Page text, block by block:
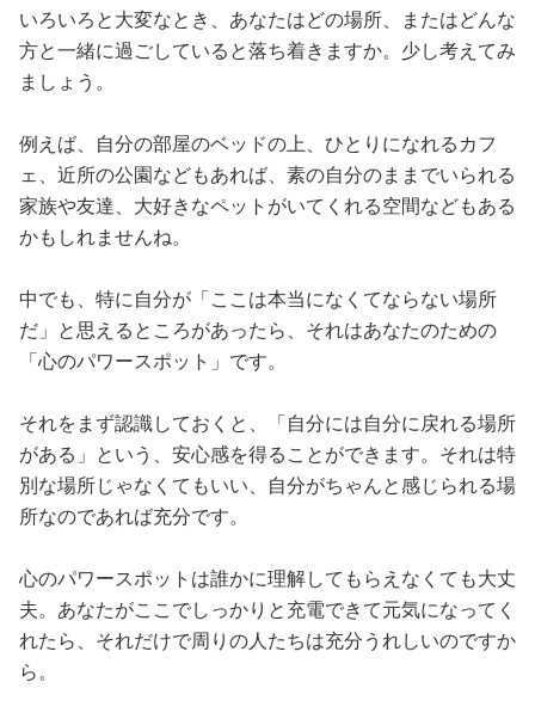
いろいろと大変なとき、あなたはどの場所、またはどんな
方と一緒に過ごしていると落ち着きますか。少し考えてみ
ましょう。
例えば、自分の部屋のベッドの上、ひとりになれるカフ
ェ、近所の公園などもあれば、素の自分のままでいられる
家族や友達、大好きなペットがいてくれる空間などもある
かもしれませんね。
中でも、特に自分が「ここは本当になくてならない場所
だ」と思えるところがあったら、それはあなたのための
「心のパワースポット」です。
それをまず認識しておくと、「自分には自分に戻れる場所
がある」という、安心感を得ることができます。それは特
別な場所じゃなくてもいい、自分がちゃんと感じられる場
所なのであれば充分です。
心のパワースポットは誰かに理解してもらえなくても大丈
夫。あなたがここでしっかりと充電できて元気になってく
れたら、それだけで周りの人たちは充分うれしいのですか
ら。